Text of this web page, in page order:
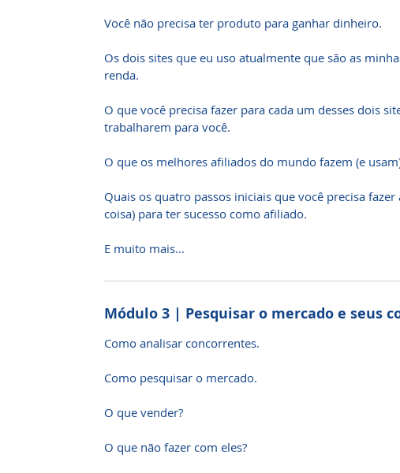
Você não precisa ter produto para ganhar dinheiro.
Os dois sites que eu uso atualmente que são as
renda.
O que você precisa fazer para cada um desses dois
trabalharem para você.
O que os melhores afiliados do mundo fazem (e
Quais os quatro passos iniciais que você precisa
coisa) para ter sucesso como afiliado.
E muito mais...
Módulo 3 | Pesquisar o mercado e seus
Como analisar concorrentes.
Como pesquisar o mercado.
O que vender?
O que não fazer com eles?